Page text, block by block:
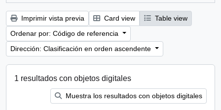
Imprimir vista previa Card view
Table view
Ordenar por: Código de referencia
Dirección: Clasificación en orden ascendente
1 resultados con objetos digitales
Muestra los resultados con objetos digitales